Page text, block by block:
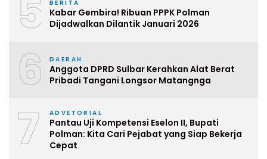
5 BERITA
Kabar Gembira! Ribuan PPPK Polman
Dijadwalkan Dilantik Januari 2026
6 DAERAH
Anggota DPRD Sulbar Kerahkan Alat Berat
Pribadi Tangani Longsor Matangnga
7 ADVETORIAL
Pantau Uji Kompetensi Eselon II, Bupati
Polman: Kita Cari Pejabat yang Siap Bekerja
Cepat